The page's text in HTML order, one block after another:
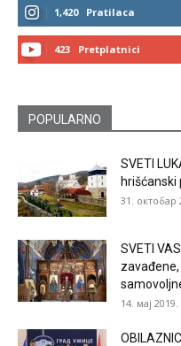
1,420 Pratilaca
423 Pretplatnici
POPULARNO
SVETI
hrišćanski
31. октобар
SVETI
14. мај 2019.